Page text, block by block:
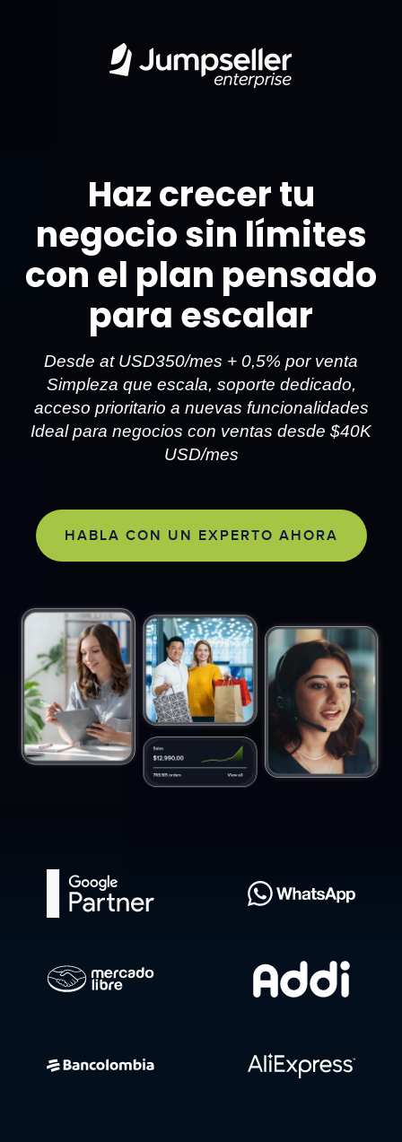
Haz crecer tu
negocio sin límites
con el plan pensado
para escalar
Desde at USD350/mes + 0,5% por venta
Simpleza que escala, soporte dedicado,
acceso prioritario a nuevas funcionalidades
Ideal para negocios con ventas desde $40K
USD/mes
HABLA CON UN EXPERTO AHORA